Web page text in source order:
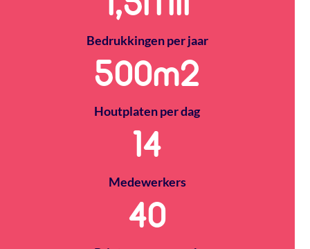
Bedrukkingen per jaar
500m2
Houtplaten per dag
14
Medewerkers
40